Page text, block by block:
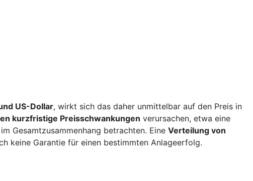
US-Dollar, wirkt sich das daher unmittelbar auf den Preis in
kurzfristige Preisschwankungen verursachen, etwa eine
Gesamtzusammenhang betrachten. Eine Verteilung von
keine Garantie für einen bestimmten Anlageerfolg.